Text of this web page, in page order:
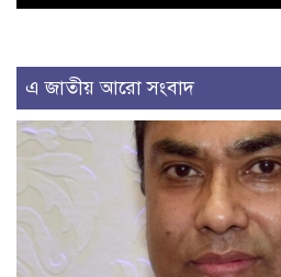
এ জাতীয় আরো সংবাদ